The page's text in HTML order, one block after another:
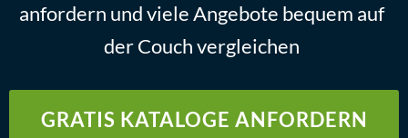
anfordern und viele Angebote bequem auf
der Couch vergleichen
GRATIS KATALOGE ANFORDERN